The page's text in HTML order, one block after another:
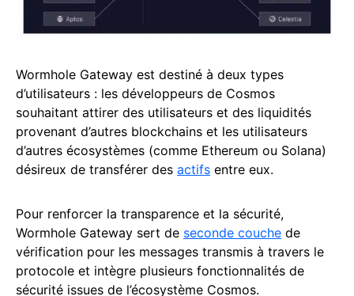
Wormhole Gateway est destiné à deux types
d’utilisateurs : les développeurs de Cosmos
souhaitant attirer des utilisateurs et des liquidités
provenant d’autres blockchains et les utilisateurs
d’autres écosystèmes (comme Ethereum ou Solana)
désireux de transférer des actifs entre eux.
Pour renforcer la transparence et la sécurité,
Wormhole Gateway sert de seconde couche de
vérification pour les messages transmis à travers le
protocole et intègre plusieurs fonctionnalités de
sécurité issues de l’écosystème Cosmos.